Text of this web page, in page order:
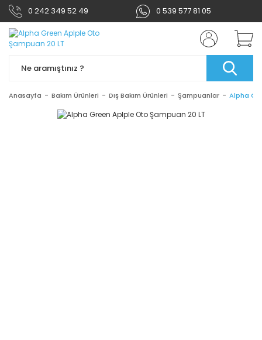
0 242 349 52 49 0 539 577 81 05
Anasayfa Bakım Ürünleri Dış Bakım Ürünleri Şampuanlar Alpha